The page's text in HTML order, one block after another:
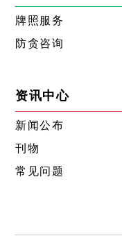
牌照服务
防贪咨询
资讯中心
新闻公布
刊物
常见问题